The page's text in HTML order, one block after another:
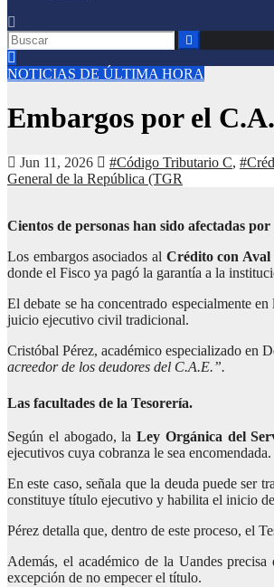
NOTICIAS DE ÚLTIMA HORA
Embargos por el
Jun 11, 2026 #Código Tributario C,
General de la República (TGR
Cientos de personas han sido afectadas
Los embargos asociados al Crédito con
donde el Fisco ya pagó la garantía a la
El debate se ha concentrado especialmente
juicio ejecutivo civil tradicional.
Cristóbal Pérez, académico especializado en
acreedor de los deudores del C.A.E.”.
Las facultades de la Tesorería.
Según el abogado, laLey Orgánica del
ejecutivos cuya cobranza le sea encomendada.
En este caso, señala que la deuda puede
constituye título ejecutivo y habilita el inicio
Pérez detalla que, dentro de este proceso, el
Además, el académico de la Uandes
excepción de no empecer el título.